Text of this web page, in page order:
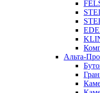
Альта-